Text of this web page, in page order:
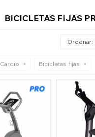
BICICLETAS FIJAS
Cardio Bicicletas fijas